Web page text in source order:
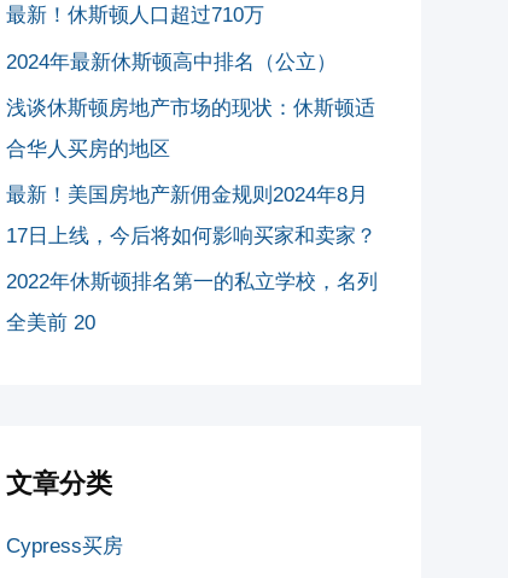
最新！休斯顿人口超过710万
2024年最新休斯顿高中排名（公立）
浅谈休斯顿房地产市场的现状：休斯顿适
合华人买房的地区
最新！美国房地产新佣金规则2024年8月
17日上线，今后将如何影响买家和卖家？
2022年休斯顿排名第一的私立学校，名列
全美前 20
文章分类
Cypress买房